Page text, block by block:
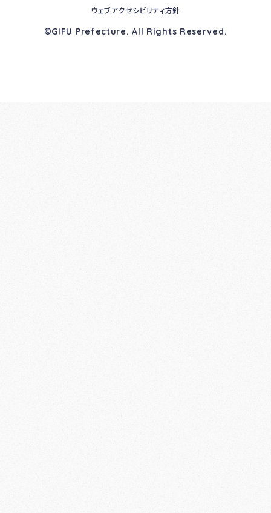
©GIFU Prefecture. All Rights Reserved.
ウェブアクセシビリティ方針